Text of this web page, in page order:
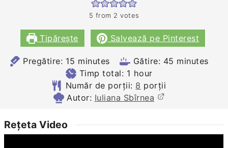
5 from 2 votes
Tipărește Salvează pe Pinterest
Pregătire: 15 minutes
minutes Gătire: 45 minutes
minutes
Timp total: 1 hour
hour
Număr de porții: 8 porții
Autor: Iuliana Sbîrnea
Rețeta Video